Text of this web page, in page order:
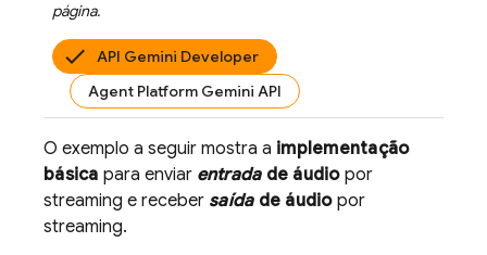
página.
API Gemini Developer
Agent Platform Gemini API
O exemplo a seguir mostra a implementação
básica para enviar entradade áudiopor
streaming e receber saídade áudiopor
streaming.